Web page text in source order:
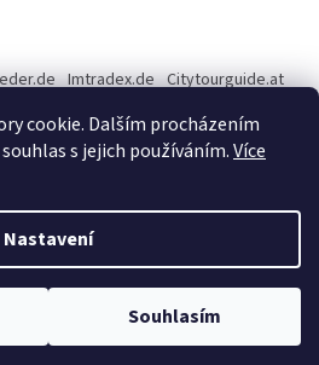
cookie. Dalším procházením
s jejich používáním.Více
Nastavení
Souhlasím
Imtradex.de Citytourguide.at
. Všechna práva vyhrazena.Upravit